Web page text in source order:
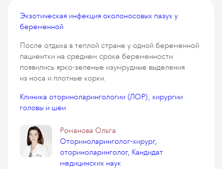
Экзотическая инфекция околоносовых пазух у
беременной
После отдыха в теплой стране у одной беременной
пациентки на среднем сроке беременности
появились ярко-зеленые изумрудные выделения
из носа и плотные корки.
Клиника оториноларингологии (ЛОР), хирургии
головы и шеи
Романова Ольга
Оториноларинголог-хирург,
оториноларинголог, Кандидат
медицинских наук